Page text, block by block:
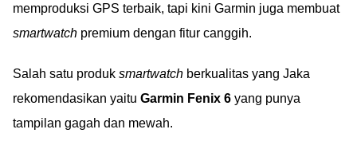
memproduksi GPS terbaik, tapi kini Garmin juga membuat
smartwatch premium dengan fitur canggih.
Salah satu produk smartwatch berkualitas yang Jaka
rekomendasikan yaitu Garmin Fenix 6 yang punya
tampilan gagah dan mewah.